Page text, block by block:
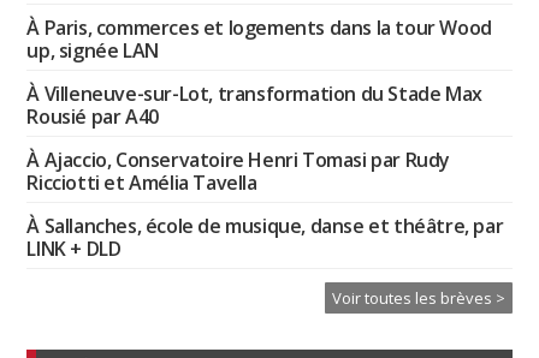
À Paris, commerces et logements dans la tour Wood
up, signée LAN
À Villeneuve-sur-Lot, transformation du Stade Max
Rousié par A40
À Ajaccio, Conservatoire Henri Tomasi par Rudy
Ricciotti et Amélia Tavella
À Sallanches, école de musique, danse et théâtre, par
LINK + DLD
Voir toutes les brèves >